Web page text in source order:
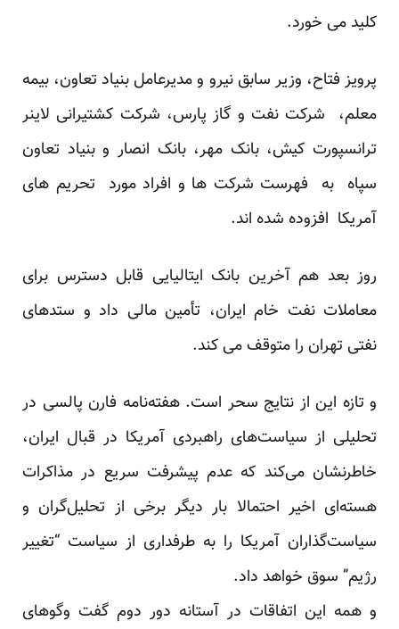
کلید می خورد.
پرویز فتاح، وزیر سابق نیرو و مدیرعامل بنیاد تعاون، بیمه
معلم، شرکت نفت و گاز پارس، شرکت کشتیرانی لاینر
ترانسپورت کیش، بانک مهر، بانک انصار و بنیاد تعاون
سپاه به فهرست شرکت ها و افراد مورد تحریم های
آمریکا افزوده شده اند.
روز بعد هم آخرین بانک ایتالیایی قابل دسترس برای
معاملات نفت خام ایران، تأمین مالی داد و ستدهای
نفتی تهران را متوقف می کند.
و تازه این از نتایج سحر است. هفته‌نامه فارن پالسی در
تحلیلی از سیاست‌های راهبردی آمریکا در قبال ایران،
خاطرنشان می‌کند که عدم پیشرفت سریع در مذاکرات
هسته‌ای اخیر احتمالا بار دیگر برخی از تحلیل‌گران و
سیاست‌گذاران آمریکا را به طرفداری از سیاست “تغییر
رژیم” سوق خواهد داد.
و همه این اتفاقات در آستانه دور دوم گفت وگوهای